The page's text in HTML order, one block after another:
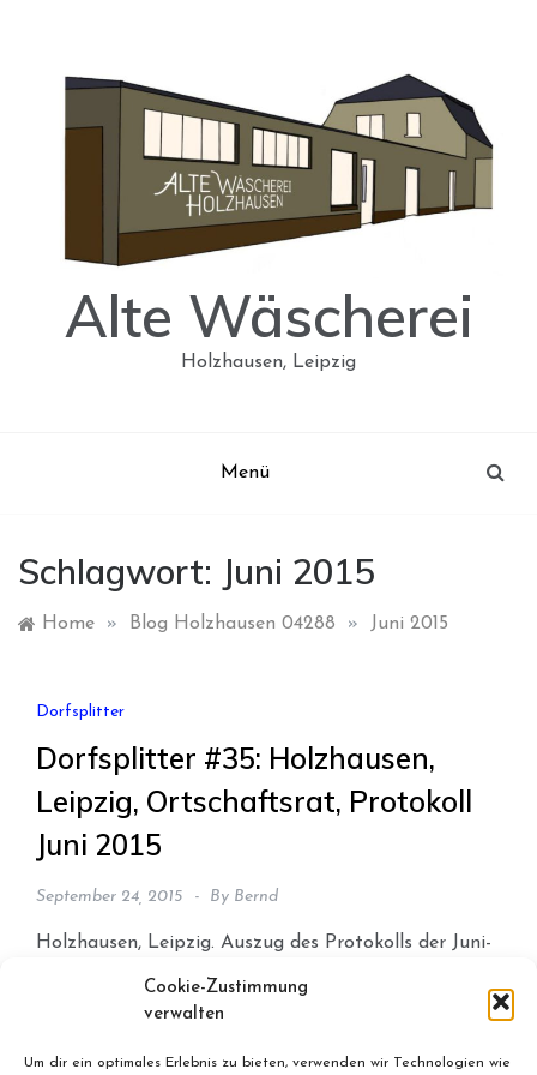
Cookie-Zustimmung
verwalten
Um dir ein optimales Erlebnis zu bieten, verwenden wir Technologien wie
Alte Wäscherei
Holzhausen, Leipzig
Menü
Schlagwort: Juni 2015
Home » Blog Holzhausen 04288 » Juni 2015
Dorfsplitter
Dorfsplitter #35: Holzhausen,
Leipzig, Ortschaftsrat, Protokoll
Juni 2015
September 24, 2015 By Bernd
Holzhausen, Leipzig. Auszug des Protokolls der Juni-
Sitzung des Ortschatsrates. Themen waren unter
anderem: Internet, Hauptstraße, Schulbezirke,